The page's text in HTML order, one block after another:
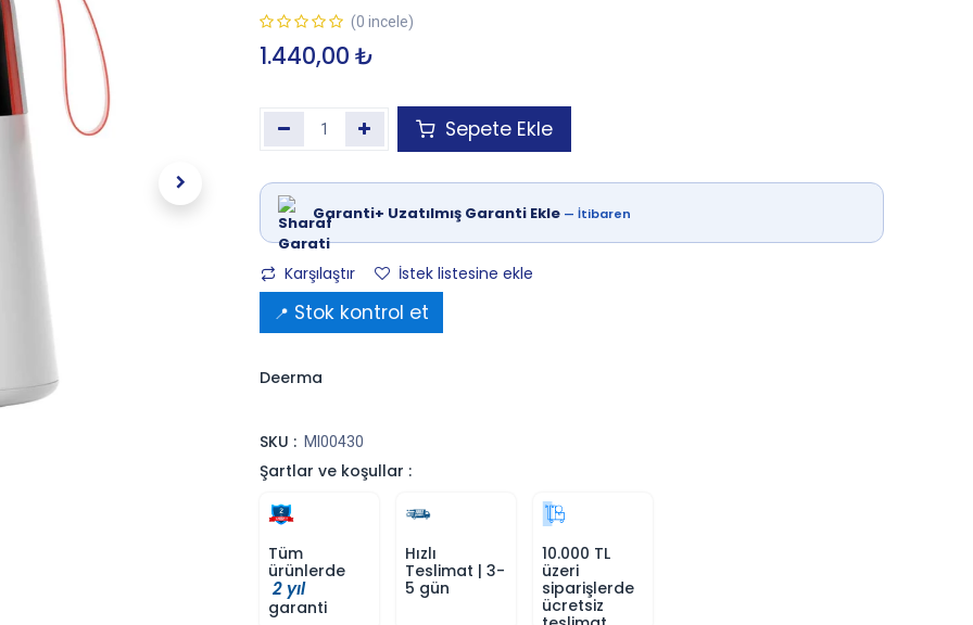
(0 incele)
1.440,00 ₺
Sepete Ekle
Garanti+ Uzatılmış Garanti Ekle — İtibaren
Karşılaştır
İstek listesine ekle
📍 Stok kontrol et
Deerma
SKU : MI00430
Şartlar ve koşullar :
Tüm
ürünlerde
2 yıl
garanti
Hızlı
Teslimat | 3-
5 gün
10.000 TL
üzeri
siparişlerde
ücretsiz